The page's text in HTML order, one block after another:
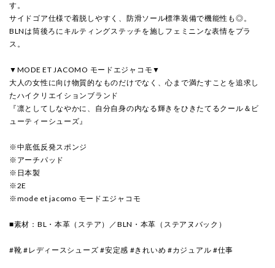
す。
サイドゴア仕様で着脱しやすく、防滑ソール標準装備で機能性も◎。
BLNは筒後ろにキルティングステッチを施しフェミニンな表情をプラ
ス。
▼MODE ET JACOMO モードエジャコモ▼
大人の女性に向け物質的なものだけでなく、心まで満たすことを追求し
たハイクリエイションブランド
『凛としてしなやかに、自分自身の内なる輝きをひきたてるクール＆ビ
ューティーシューズ』
※中底低反発スポンジ
※アーチパッド
※日本製
※2E
※mode et jacomo モードエジャコモ
■素材：BL・本革（ステア）／BLN・本革（ステアヌバック）
#靴 #レディースシューズ #安定感 #きれいめ #カジュアル #仕事